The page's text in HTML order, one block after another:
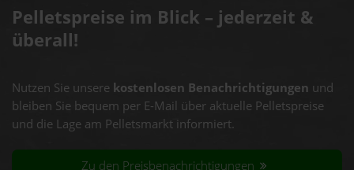
Pelletspreise im Blick – jederzeit &
überall!
Nutzen Sie unsere kostenlosen Benachrichtigungen und
bleiben Sie bequem per E-Mail über aktuelle Pelletspreise
und die Lage am Pelletsmarkt informiert.
Zu den Preisbenachrichtigungen